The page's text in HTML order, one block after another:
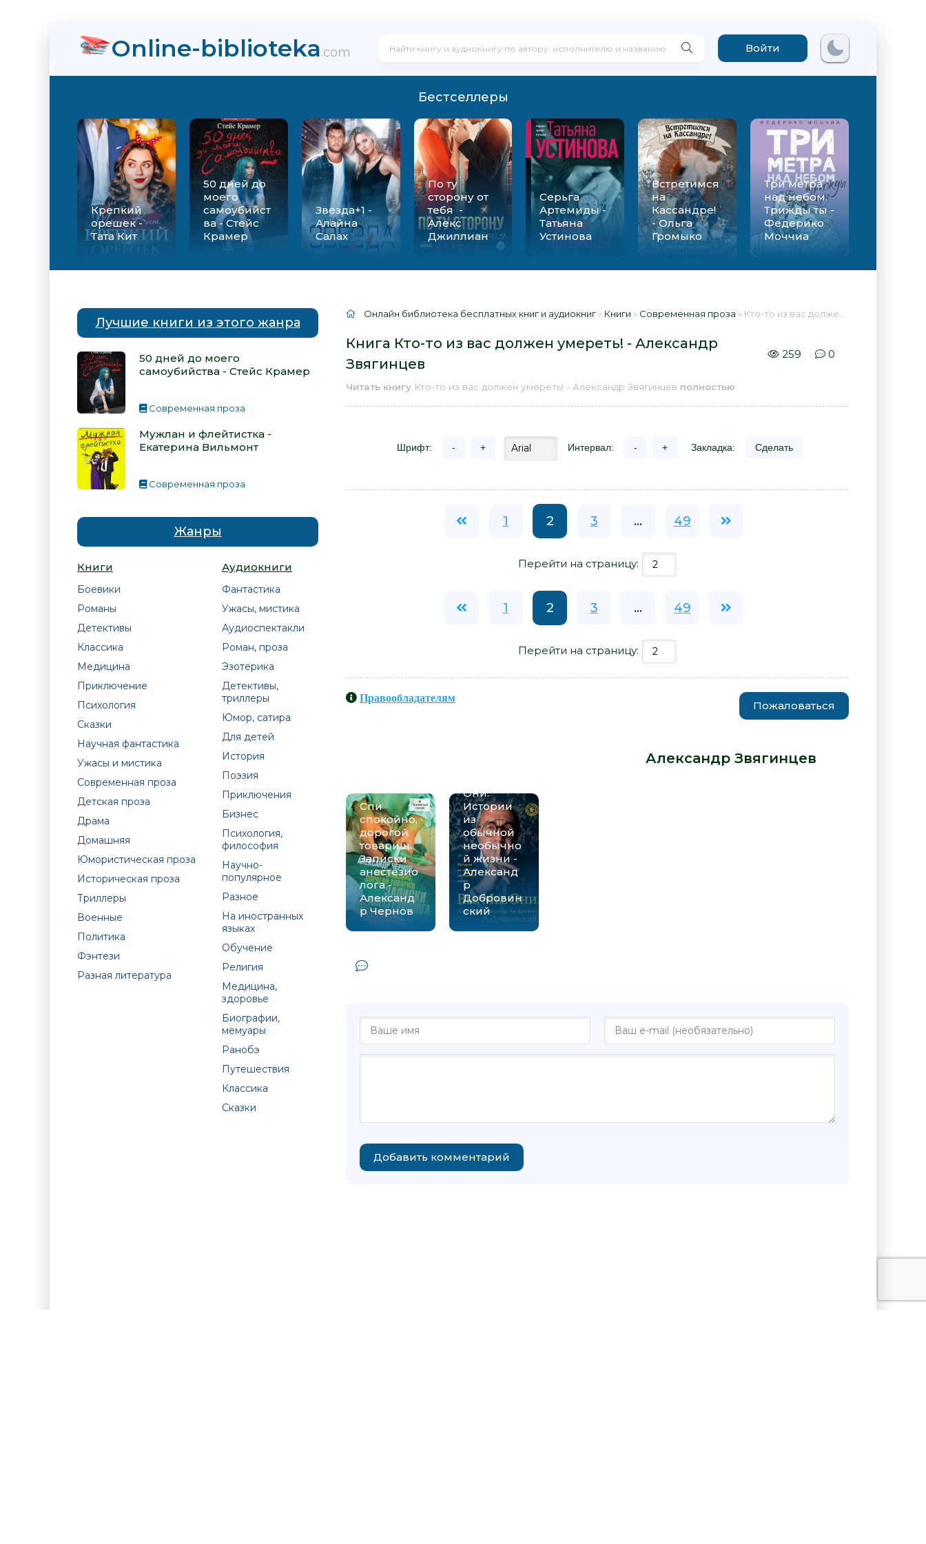
Online-biblioteka.com Войти
Бестселлеры
Крепкий
орешек -
Тата Кит
50 дней до
моего
самоубийст
ва - Стейс
Крамер
Звезда+1 -
Алайна
Салах
По ту
сторону от
тебя -
Алекс
Джиллиан
Серьга
Артемиды -
Татьяна
Устинова
Встретимся
на
Кассандре!
- Ольга
Громыко
Три метра
над небом.
Трижды ты -
Федерико
Моччиа
Лучшие книги из этого жанра
50 дней до моего
самоубийства - Стейс Крамер
Современная проза
Мужлан и флейтистка -
Екатерина Вильмонт
Современная проза
Жанры
Книги
Боевики
Романы
Детективы
Классика
Медицина
Приключение
Психология
Сказки
Научная фантастика
Ужасы и мистика
Современная проза
Детская проза
Драма
Домашняя
Юмористическая проза
Историческая проза
Триллеры
Военные
Политика
Фэнтези
Разная литература
Аудиокниги
Фантастика
Ужасы, мистика
Аудиоспектакли
Роман, проза
Эзотерика
Детективы,
триллеры
Юмор, сатира
Для детей
История
Поэзия
Приключения
Бизнес
Психология,
философия
Научно-
популярное
Разное
На иностранных
языках
Обучение
Религия
Медицина,
здоровье
Биографии,
мемуары
Ранобэ
Путешествия
Классика
Сказки
Онлайн библиотека бесплатных книг и аудиокниг » Книги » Современная проза » Кто-то из вас должен умереть! - Александр Звягинцев 📕 - Книга онлайн бесплатно
Книга Кто-то из вас должен умереть! - Александр
Звягинцев
259 0
Читать книгу Кто-то из вас должен умереть! - Александр Звягинцев полностью
Шрифт: - + Интервал: - + Закладка: Сделать
1 2 3 ... 49
Перейти на страницу:
1 2 3 ... 49
Перейти на страницу:
Правообладателям
Пожаловаться
Александр Звягинцев
Спи
спокойно,
дорогой
товарищ.
Записки
анестезио
лога -
Александ
р Чернов
Они.
Истории
из
обычной
необычно
й жизни -
Александ
р
Добровин
ский
Добавить комментарий
Вильмонт